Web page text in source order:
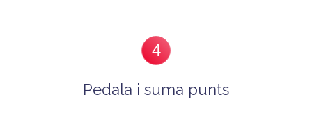
4
Pedala i suma punts